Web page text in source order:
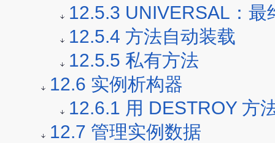
12.5.3 UNIVERSAL：最
12.5.4 方法自动装载
12.5.5 私有方法
12.6 实例析构器
12.6.1 用 DESTROY 方
12.7 管理实例数据